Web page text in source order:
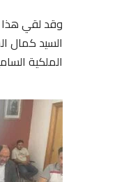
وقد لقي هذا
السيد كمال
الملكية